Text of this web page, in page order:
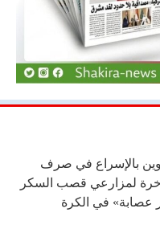
بالإسراع في صرف
لمزارعي قصب السكر
عصابة» في الكرة